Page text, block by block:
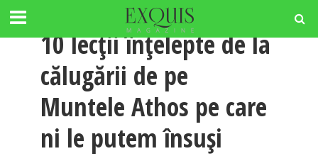
10 lecții înțelepte de la
călugării de pe
Muntele Athos pe care
ni le putem însuși